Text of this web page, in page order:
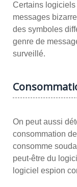
Certains
messages
des symboles
genre de
surveillé.
On peut aussi
consommation
consomme
peut-être du
logiciel espion